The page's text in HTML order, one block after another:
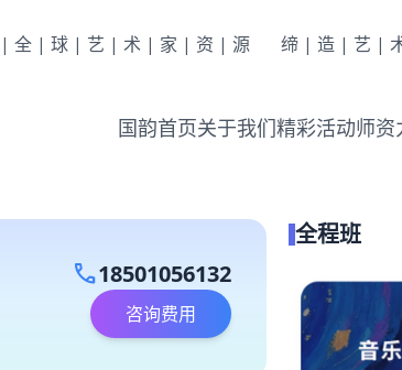
|全|球|艺|术|家|资|源 缔|造|艺|
国韵首页关于我们精彩活动师资
call18501056132
咨询费用
全程班